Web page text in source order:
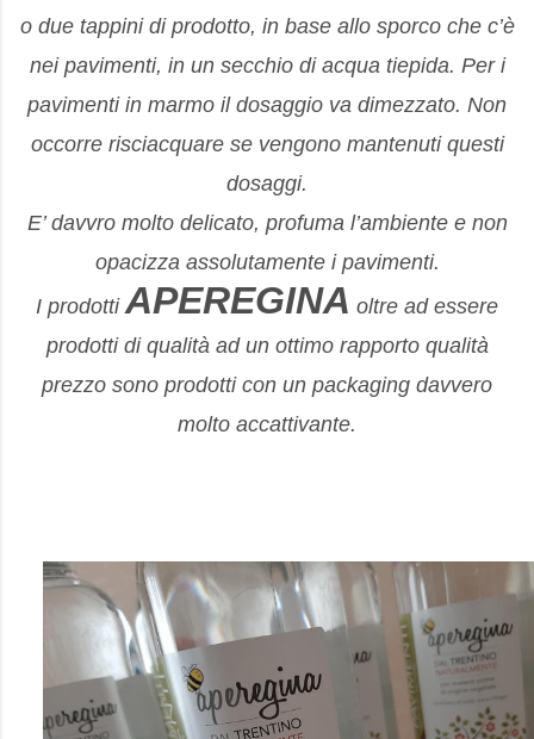
o due tappini di prodotto, in base allo sporco che c’è
nei pavimenti, in un secchio di acqua tiepida. Per i
pavimenti in marmo il dosaggio va dimezzato. Non
occorre risciacquare se vengono mantenuti questi
dosaggi.
E’ davvro molto delicato, profuma l’ambiente e non
opacizza assolutamente i pavimenti.
I prodottiAPEREGINA oltre ad essere
prodotti di qualità ad un ottimo rapporto qualità
prezzo sono prodotti con un packaging davvero
molto accattivante.